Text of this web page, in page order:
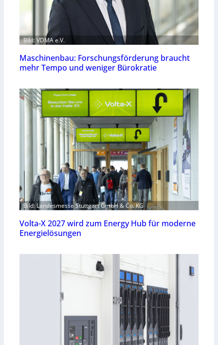
Bild: VDMA e.V.
Maschinenbau: Forschungsförderung braucht
mehr Tempo und weniger Bürokratie
Bild: Landesmesse Stuttgart GmbH & Co. KG
Volta-X 2027 wird zum Energy Hub für moderne
Energielösungen